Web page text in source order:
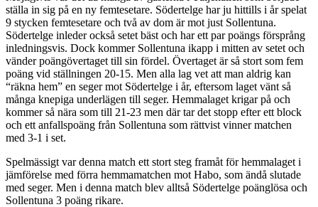
ställa in sig på en ny femtesetare. Södertelge har ju hittills i år spelat
9 stycken femtesetare och två av dom är mot just Sollentuna.
Södertelge inleder också setet bäst och har ett par poängs försprång
inledningsvis. Dock kommer Sollentuna ikapp i mitten av setet och
vänder poängövertaget till sin fördel. Övertaget är så stort som fem
poäng vid ställningen 20-15. Men alla lag vet att man aldrig kan
“räkna hem” en seger mot Södertelge i år, eftersom laget vänt så
många knepiga underlägen till seger. Hemmalaget krigar på och
kommer så nära som till 21-23 men där tar det stopp efter ett block
och ett anfallspoäng från Sollentuna som rättvist vinner matchen
med 3-1 i set.
Spelmässigt var denna match ett stort steg framåt för hemmalaget i
jämförelse med förra hemmamatchen mot Habo, som ändå slutade
med seger. Men i denna match blev alltså Södertelge poänglösa och
Sollentuna 3 poäng rikare.